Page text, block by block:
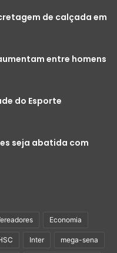
de calçada em
entre homens
do Esporte
seja abatida com
Economia
Inter mega-sena